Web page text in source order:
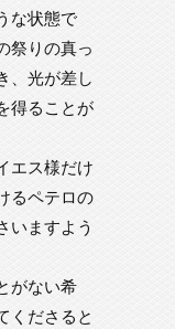
な状態で
祭りの真っ
、光が差し
得ることが
エス様だけ
るペテロの
いますよう
がない希
くださると